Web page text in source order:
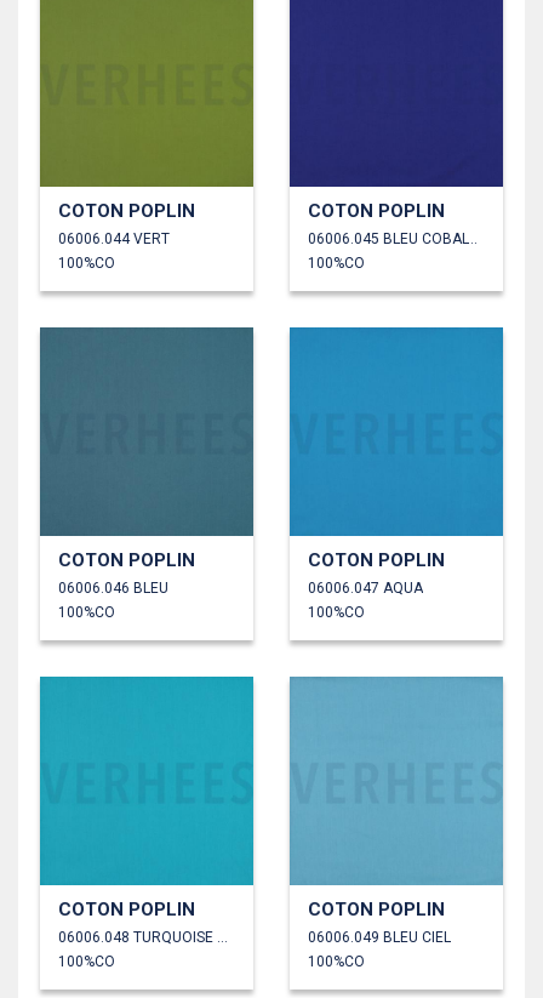
COTON POPLIN
06006.044 VERT
100%CO
COTON POPLIN
100%CO
COTON POPLIN
06006.046 BLEU
100%CO
COTON POPLIN
06006.047 AQUA
100%CO
COTON POPLIN
100%CO
COTON POPLIN
06006.049 BLEU CIEL
100%CO